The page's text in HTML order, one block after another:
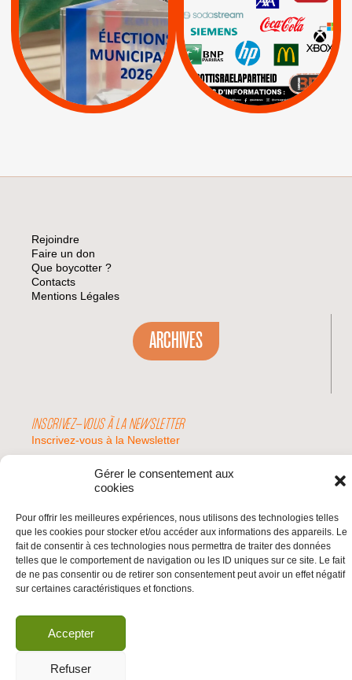
Gérer le consentement aux
cookies
Pour offrir les meilleures expériences, nous utilisons des technologies telles
que les cookies pour stocker et/ou accéder aux informations des appareils. Le
fait de consentir à ces technologies nous permettra de traiter des données
telles que le comportement de navigation ou les ID uniques sur ce site. Le fait
de ne pas consentir ou de retirer son consentement peut avoir un effet négatif
sur certaines caractéristiques et fonctions.
Accepter
Refuser
APPELS | Actus
Espaces Sans
Apartheid
| Lettres d'interpellation
Pétitions
Keter |
Livres et brochures |
Mehadrin | PUMA
Sodastream |
Visuels, tracts,
affiches,...
Rejoindre
Faire un don
Que boycotter ?
Contacts
Mentions Légales
ARCHIVES
INSCRIVEZ-VOUS À LA NEWSLETTER
Inscrivez-vous à la Newsletter
© 2026 | BDS France | Boycott Désinvestissement Sanctions, la réponse
citoyenne et non-violente à l'impunité d'Israël |